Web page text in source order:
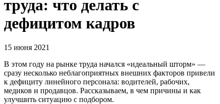
труда: что делать с
дефицитом кадров
15 июня 2021
В этом году на рынке труда начался «идеальный шторм» —
сразу несколько неблагоприятных внешних факторов привели
к дефициту линейного персонала: водителей, рабочих,
медиков и продавцов. Рассказываем, в чем причины и как
улучшить ситуацию с подбором.